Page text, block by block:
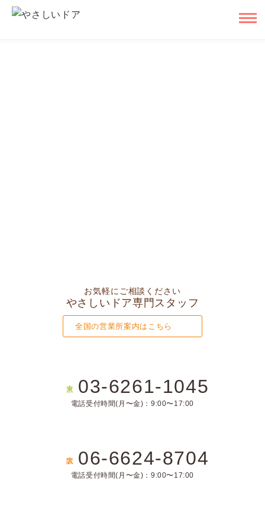
お気軽にご相談ください
やさしいドア専門スタッフ
全国の営業所案内はこちら
03-6261-1045
電話受付時間(月〜金)：9:00〜17:00
06-6624-8704
電話受付時間(月〜金)：9:00〜17:00